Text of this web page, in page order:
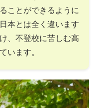
ことができるように
本とは全く違います
、不登校に苦しむ高
います。